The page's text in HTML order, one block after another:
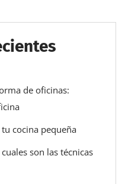
de oficinas:
cocina pequeña
son las técnicas